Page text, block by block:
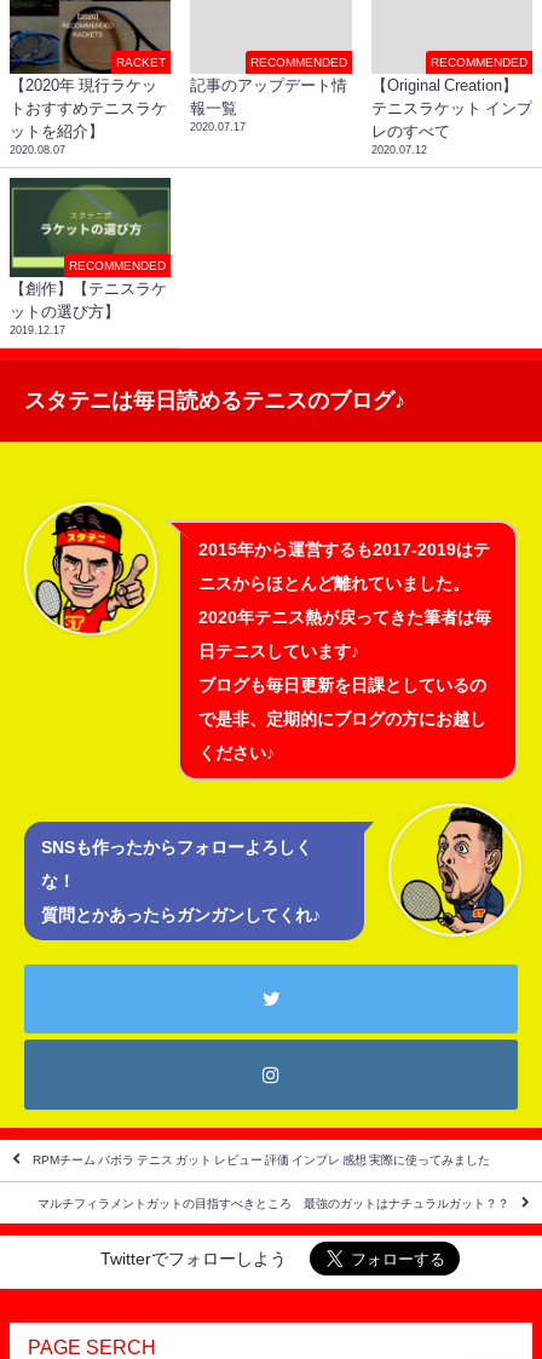
RACKET
【2020年 現行ラケッ
トおすすめテニスラケ
ットを紹介】
2020.08.07
RECOMMENDED
記事のアップデート情
報一覧
2020.07.17
RECOMMENDED
【Original Creation】
テニスラケット インプ
レのすべて
2020.07.12
RECOMMENDED
【創作】【テニスラケ
ットの選び方】
2019.12.17
スタテニは毎日読めるテニスのブログ♪
2015年から運営するも2017-2019はテ
ニスからほとんど離れていました。
2020年テニス熱が戻ってきた筆者は毎
日テニスしています♪
ブログも毎日更新を日課としているの
で是非、定期的にブログの方にお越し
ください♪
SNSも作ったからフォローよろしく
な！
質問とかあったらガンガンしてくれ♪
RPMチーム バボラ テニス ガット レビュー 評価 インプレ 感想 実際に使ってみました
マルチフィラメントガットの目指すべきところ 最強のガットはナチュラルガット？？
Twitterでフォローしよう
PAGE SERCH